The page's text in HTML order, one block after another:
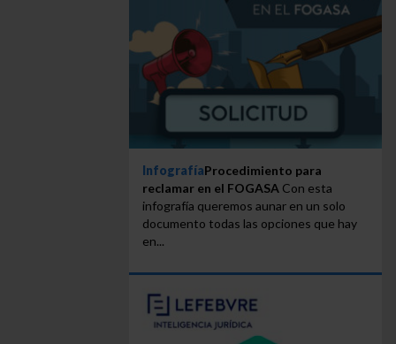
InfografíaProcedimiento para
reclamar en el FOGASA Con esta
infografía queremos aunar en un solo
documento todas las opciones que hay
en...